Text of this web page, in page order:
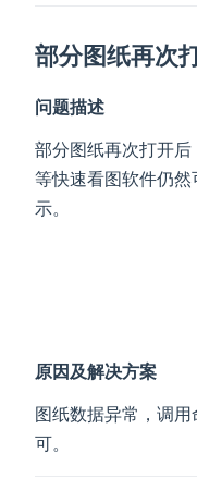
部分图纸再次
问题描述
部分图纸再次打开
等快速看图软件仍
示。
原因及解决方案
图纸数据异常，调用
可。